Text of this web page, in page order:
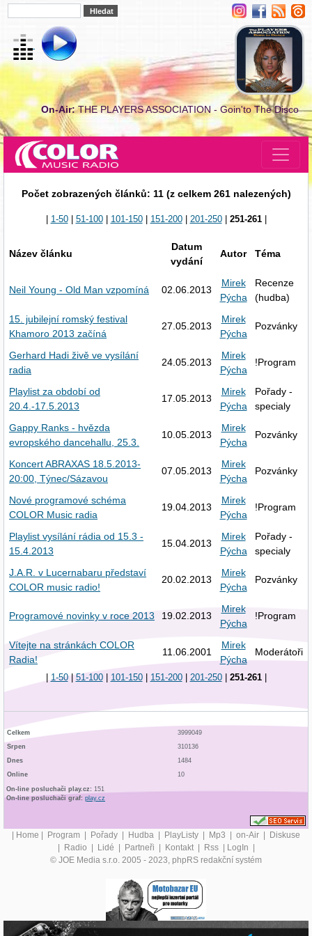
On-Air:THE PLAYERS ASSOCIATION - Goin'to The Disco
Počet zobrazených článků: 11 (z celkem 261 nalezených)
1-50| 51-100| 101-150| 151-200| 201-250| 251-261|
Název článku
Datum
vydání
Autor Téma
Neil Young - Old Man vzpomíná 02.06.2013
Mirek
Pýcha
Recenze
(hudba)
15. jubilejní romský festival
Khamoro 2013 začíná
27.05.2013
Mirek
Pýcha
Pozvánky
Gerhard Hadi živě ve vysílání
radia
24.05.2013
Mirek
Pýcha
!Program
Playlist za období od
20.4.-17.5.2013
17.05.2013
Mirek
Pýcha
Pořady -
specialy
Gappy Ranks - hvězda
evropského dancehallu, 25.3.
10.05.2013
Mirek
Pýcha
Pozvánky
Koncert ABRAXAS 18.5.2013-
20:00, Týnec/Sázavou
07.05.2013
Mirek
Pýcha
Pozvánky
Nové programové schéma
COLOR Music radia
19.04.2013
Mirek
Pýcha
!Program
Playlist vysílání rádia od 15.3 -
15.4.2013
15.04.2013
Mirek
Pýcha
Pořady -
specialy
J.A.R. v Lucernabaru představí
COLOR music radio!
20.02.2013
Mirek
Pýcha
Pozvánky
Programové novinky v roce 2013 19.02.2013
Mirek
Pýcha
!Program
Vítejte na stránkách COLOR
Radia!
11.06.2001
Mirek
Pýcha
Moderátoři
1-50|51-100| 101-150| 151-200| 201-250| 251-261|
Celkem
3999049
Srpen
310136
Dnes
1484
Online
10
On-line posluchači play.cz: 151
On-line posluchači graf: play.cz
Home Program Pořady Hudba PlayListy Mp3 on-Air
Diskuse
Radio Lidé Partneři Kontakt Rss LogIn
© JOE Media s.r.o. 2005 - 2023, phpRS redakční systém